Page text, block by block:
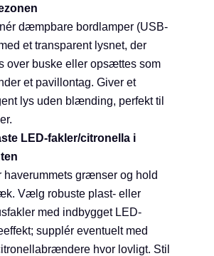
dæmpbare bordlamper (USB-
et transparent lysnet, der
over buske eller opsættes som
et pavillontag. Giver et
lys uden blænding, perfekt til
LED-fakler/citronella i
haverummets grænser og hold
Vælg robuste plast- eller
med indbygget LED-
supplér eventuelt med
hvor lovligt. Stil